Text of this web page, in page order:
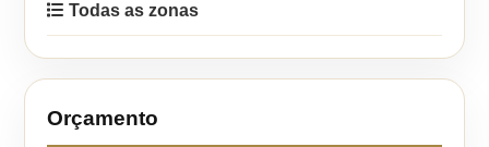
Todas as zonas
Orçamento